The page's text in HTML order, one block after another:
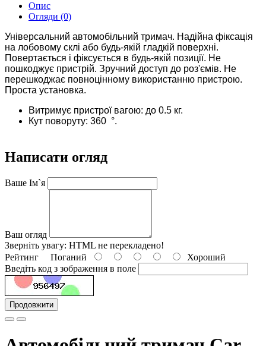
Опис
Огляди (0)
Універсальний автомобільний тримач. Надійна фіксація
на лобовому склі або будь-якій гладкій поверхні.
Повертається і фіксується в будь-якій позиції. Не
пошкоджує пристрій. Зручний доступ до роз'ємів. Не
перешкоджає повноцінному використанню пристрою.
Проста установка.
Витримує пристрої вагою: до 0.5 кг.
Кут поворуту: 360 °.
Написати огляд
Ваше Ім`я
Ваш огляд
Зверніть увагу: HTML не перекладено!
Рейтинг Поганий
Хороший
Введіть код з зображення в поле
Продовжити